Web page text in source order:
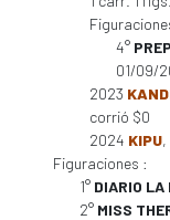
4°
01/09/
2023
corrió $0
2024 KIPU,
Figuraciones :
1° DIARIO LA
2° MISS